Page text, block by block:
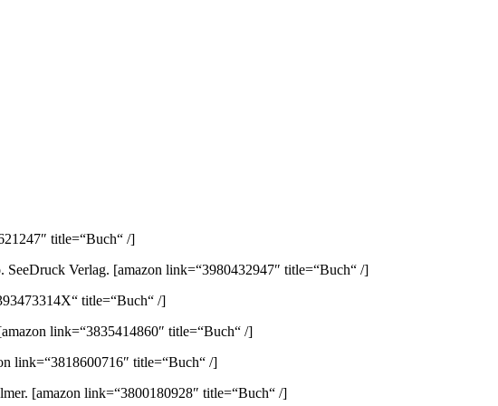
title=“Buch“ /]
SeeDruck Verlag. [amazon link=“3980432947″ title=“Buch“ /]
title=“Buch“ /]
link=“3835414860″ title=“Buch“ /]
link=“3818600716″ title=“Buch“ /]
[amazon link=“3800180928″ title=“Buch“ /]